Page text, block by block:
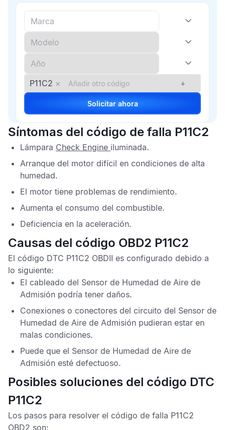
P11C2 × +
Solicitar ahora
Síntomas del código de falla P11C2
Lámpara Check Engine iluminada.
Arranque del motor difícil en condiciones de alta
humedad.
El motor tiene problemas de rendimiento.
Aumenta el consumo del combustible.
Deficiencia en la aceleración.
Causas del código OBD2 P11C2
El código DTC P11C2 OBDII es configurado debido a
lo siguiente:
El cableado del Sensor de Humedad de Aire de
Admisión podría tener daños.
Conexiones o conectores del circuito del Sensor de
Humedad de Aire de Admisión pudieran estar en
malas condiciones.
Puede que el Sensor de Humedad de Aire de
Admisión esté defectuoso.
Posibles soluciones del código DTC
P11C2
Los pasos para resolver el código de falla P11C2
OBD2 son: